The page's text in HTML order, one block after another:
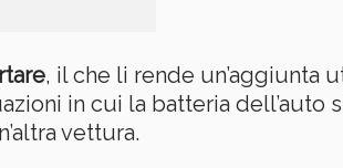
, il che li rende un’aggiunta
in cui la batteria dell’auto
vettura.